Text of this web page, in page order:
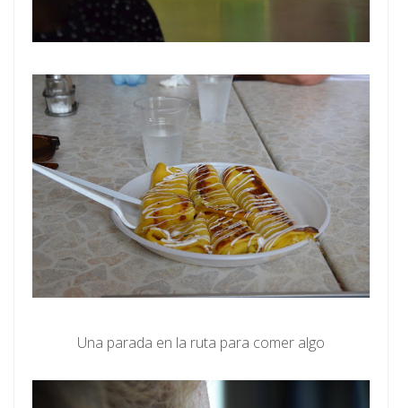
Una parada en la ruta para comer algo